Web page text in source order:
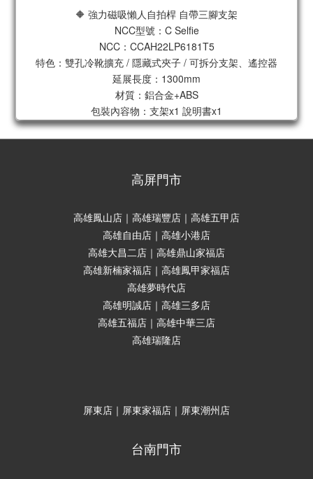
🔶 強力磁吸懶人自拍桿 自帶三腳支架
NCC型號：C Selfie
NCC：CCAH22LP6181T5
特色：雙孔冷靴擴充 / 隱藏式夾子 / 可拆分支架、遙控器
延展長度：1300mm
材質：鋁合金+ABS
包裝內容物：支架x1 說明書x1
高屏門市
高雄鳳山店｜高雄瑞豐店｜高雄五甲店
高雄自由店｜高雄小港店
高雄大昌二店｜高雄鼎山家福店
高雄新楠家福店｜高雄鳳甲家福店
高雄夢時代店
高雄明誠店｜高雄三多店
高雄五福店｜高雄中華三店
高雄瑞隆店
屏東店｜屏東家福店｜屏東潮州店
台南門市